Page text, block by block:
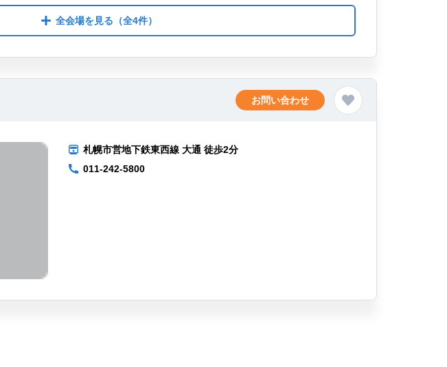
全会場を見る （全4件）
お問い合わせ
札幌市営地下鉄東西線 大通 徒歩2分
011-242-5800